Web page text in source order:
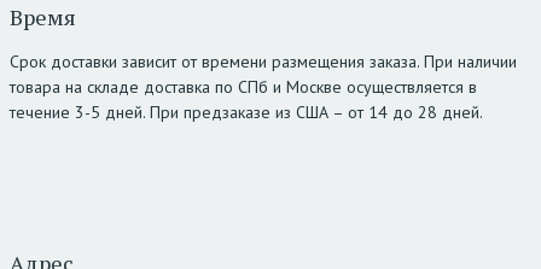
Время
Срок доставки зависит от времени размещения заказа. При наличии
товара на складе доставка по СПб и Москве осуществляется в
течение 3-5 дней. При предзаказе из США – от 14 до 28 дней.
Адрес